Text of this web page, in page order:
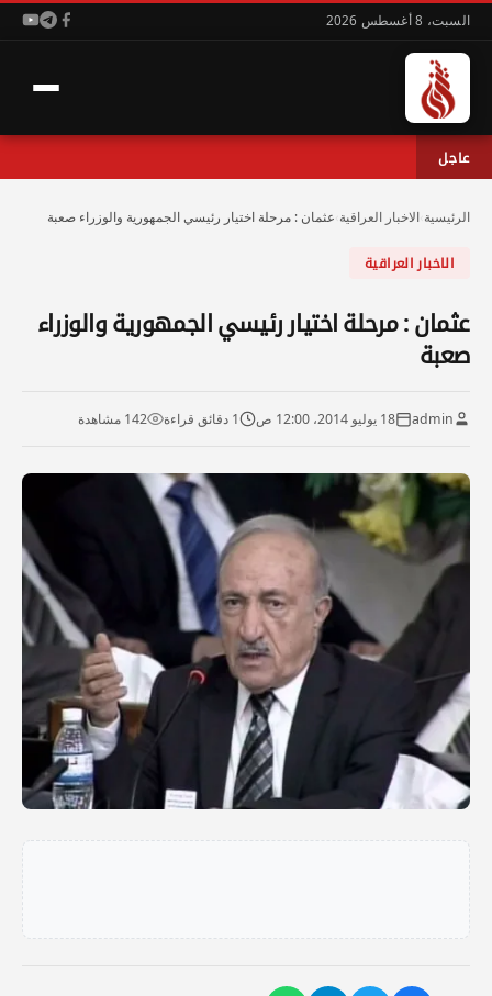
السبت، 8 أغسطس 2026
عاجل
الرئيسية الاخبار العراقية عثمان : مرحلة اختيار رئيسي الجمهورية والوزراء صعبة
الاخبار العراقية
عثمان : مرحلة اختيار رئيسي الجمهورية والوزراء
صعبة
admin 18 يوليو 2014، 12:00 ص 1 دقائق قراءة 142 مشاهدة